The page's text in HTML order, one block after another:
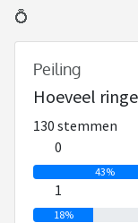
💍
Peiling
Hoeveel
130 stemmen
0
43%
1
18%